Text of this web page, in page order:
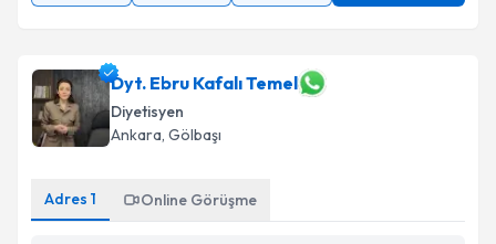
Dyt. Ebru Kafalı Temel
Diyetisyen
Ankara, Gölbaşı
Adres 1 Online Görüşme